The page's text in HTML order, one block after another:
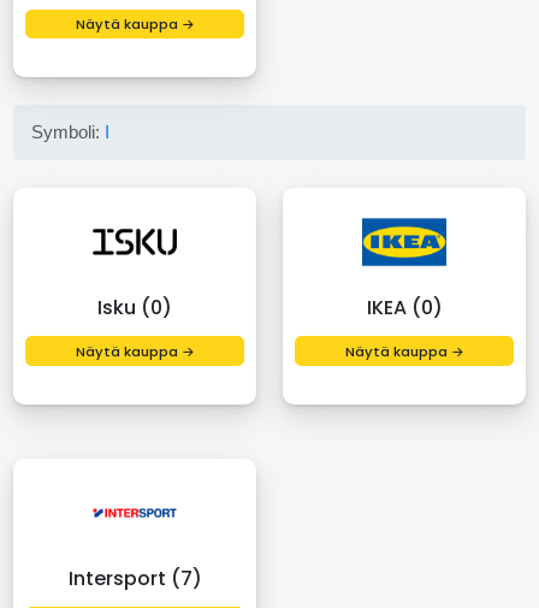
Näytä kauppa →
Symboli: I
Isku (0)
Näytä kauppa →
IKEA (0)
Näytä kauppa →
Intersport (7)